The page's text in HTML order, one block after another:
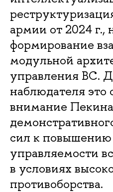
армии от 2024 г.,
формирование
модульной
управления ВС.
наблюдателя это
внимание
сил к повышению
управляемости
в условиях
противоборства.